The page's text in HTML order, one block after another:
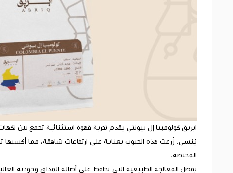
ابريق كولومبيا إل بيونتي يقدم تجربة قهوة استثنائية تجمع بين
يُنسى. زُرعت هذه الحبوب بعناية على ارتفاعات شاهقة، مما أكسبها
المختصة.